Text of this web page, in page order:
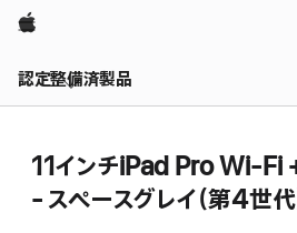
Apple
認定整備済製品
11インチiPad Pro Wi-
- スペースグレイ（第4世